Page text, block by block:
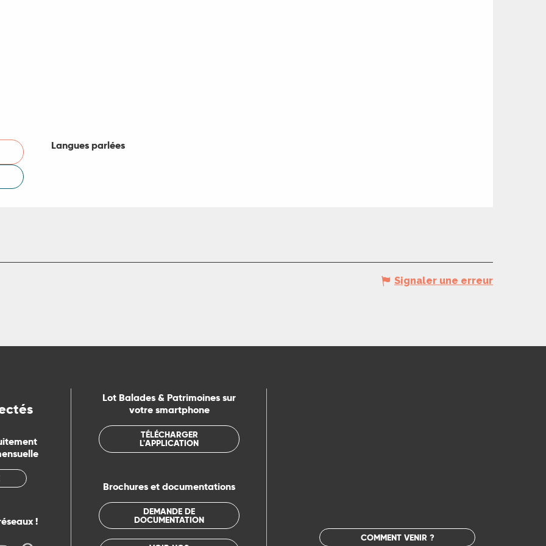
Langues parlées
Langues parlées
Signaler une erreur
!
Lot Balades & Patrimoines sur
votre smartphone
TÉLÉCHARGER
L'APPLICATION
Brochures et documentations
DEMANDE DE
DOCUMENTATION
COMMENT VENIR ?